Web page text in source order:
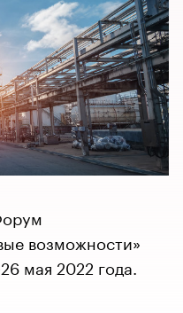
возможности»
мая 2022 года.